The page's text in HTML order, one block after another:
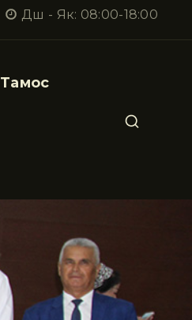
Дш - Як: 08:00-18:00
Тамос